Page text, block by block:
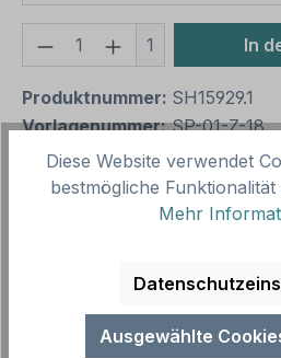
Produkt Anzahl: Gib
1 In
Produktnummer: SH15929.1
Vorlagenummer: SP-01-Z-18
Beschreibung
zahlreiche Themenschi…Mehr
Diese Website verwendet
bestmögliche
Mehr
Ausgewählte